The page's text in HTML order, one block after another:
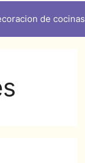
de cocinas